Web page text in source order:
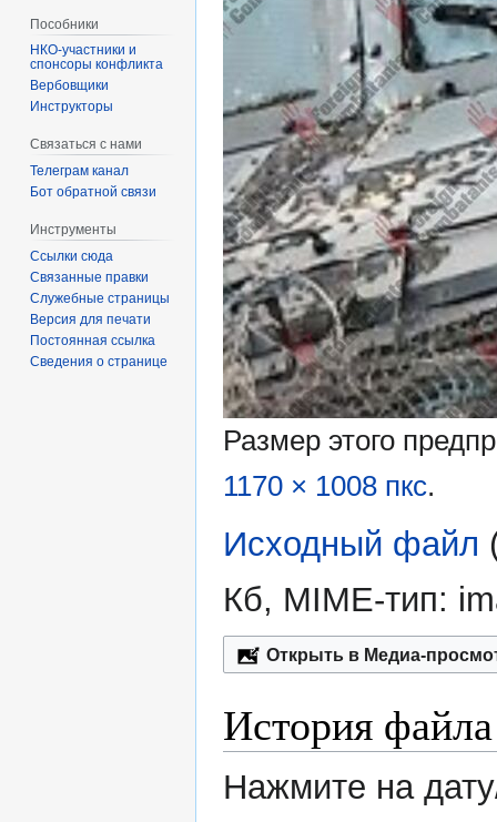
Размер этого
1170 × 1008 пкс.
Исходный файл
Кб, MIME-тип:
Открыть в Медиа-
История файла
Нажмите на
Пособники
спонсоры конфликта
‏‎Вербовщики
Инструкторы
Связаться с нами
Телеграм канал
Бот обратной связи
Инструменты
Ссылки сюда
Связанные правки
Служебные страницы
Версия для печати
Постоянная ссылка
Сведения о странице